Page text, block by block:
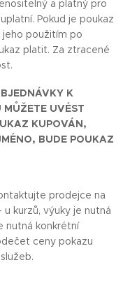
a platný pro
Pokud je poukaz
jeho použitím po
platit. Za ztracené
K
UVÉST
KUPOVÁN,
BUDE POUKAZ
prodejce na
kurzů, výuky je nutná
nutná konkrétní
ceny pokazu